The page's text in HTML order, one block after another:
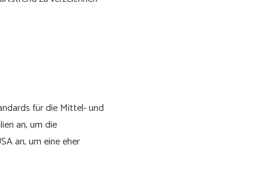
für die Mittel- und
an, um die
an, um eine eher